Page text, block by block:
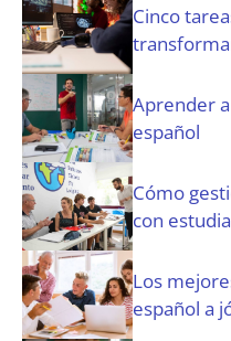
s
(
O
b
l
i
g
a
o
r
i
o
)
Cinco
Aprender
español
Cómo
con
Los
español a